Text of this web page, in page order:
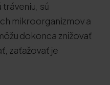
sú
mikroorganizmov a
dokonca znižovať
zaťažovať je